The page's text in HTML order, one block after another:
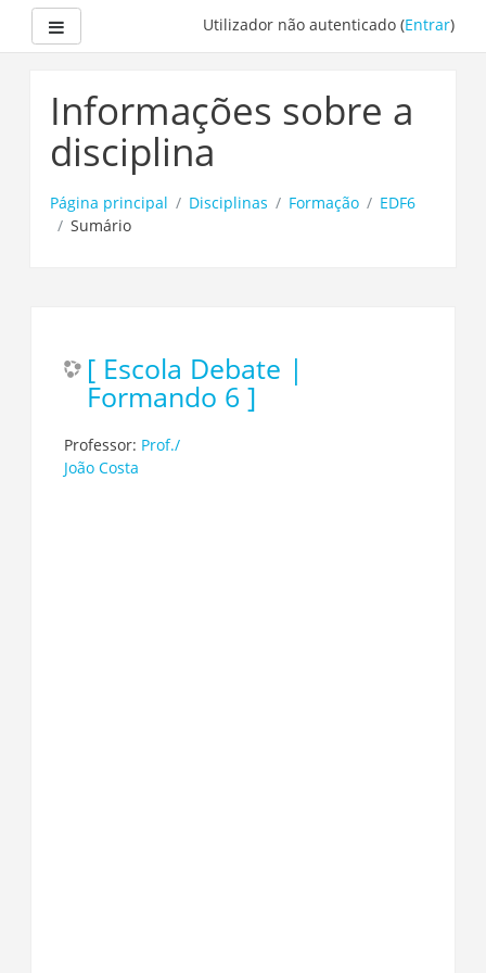
conteúdo
principal
Utilizador não autenticado (Entrar)
Informações sobre a
disciplina
Página principal Disciplinas Formação
EDF6
Sumário
[ Escola Debate |
Formando 6 ]
Professor: Prof./
João Costa